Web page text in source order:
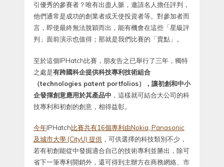
引優秀的參賽者？唯有出盡人脈，邀請名人擔任評判，
他們通常是成功的創業者或天使投資者等。對參加者而
言，即使最終無法脫穎而出，能有機會在這些「星級評
判」面前演示也值得；那就是我們比賽的「賣點」。
至於這個IPHatch比賽，朋友告之已舉行了三年，獨特
之處是有跨國科企提供科技專利技術組合
（technologies patent portfolios），讓初創和中小
企發揮創意應用於其產品中 ，這樣就可結合大公司的科
技專利和初創的創意，相得益彰。
今年IPHatch比賽共有16個專利由Nokia, Panasonic
及城市大學 (CityU) 提供 ，可供選擇的科技類別不少，
若有初創能從中發掘適合自己的技術專利並勝出，除可
省下一筆專利開銷外，還可得到主辦方在商務網絡、市